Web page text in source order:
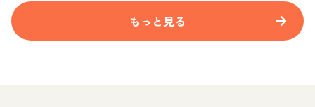
もっと見る